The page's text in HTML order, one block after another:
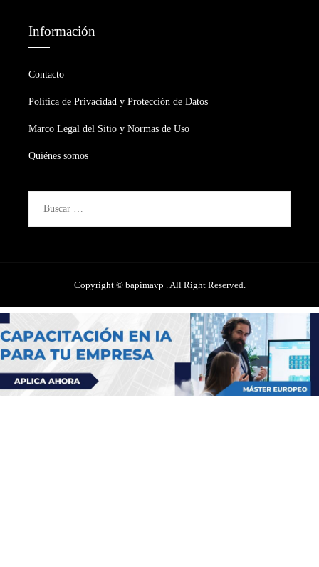
Información
Contacto
Política de Privacidad y Protección de Datos
Marco Legal del Sitio y Normas de Uso
Quiénes somos
Copyright © bapimavp . All Right Reserved.